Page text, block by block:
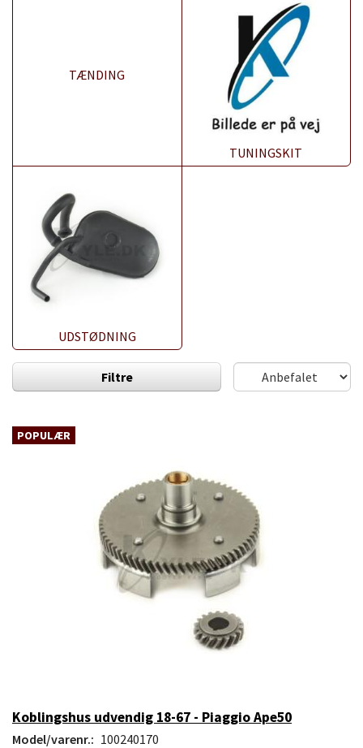
TÆNDING
TUNINGSKIT
UDSTØDNING
Filtre
POPULÆR
Koblingshus udvendig 18-67 - Piaggio Ape50
Model/varenr.: 100240170